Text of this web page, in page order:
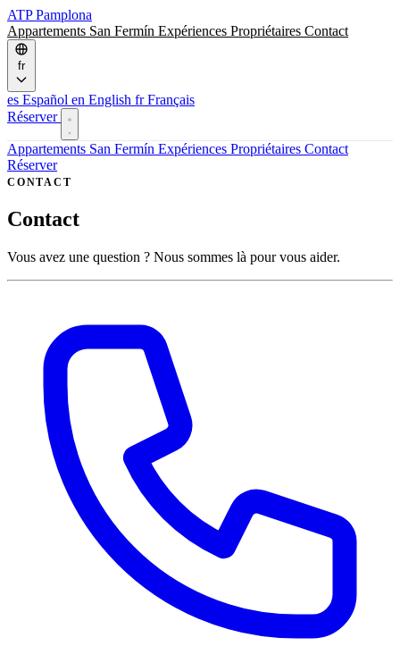
ATPPamplona
Appartements San Fermín Expériences Propriétaires Contact
fr
es Español en English fr Français
Réserver
Appartements San Fermín Expériences Propriétaires Contact
Réserver
CONTACT
Contact
Vous avez une question ? Nous sommes là pour vous aider.